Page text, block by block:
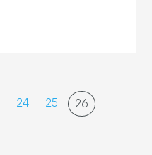
24 25 26